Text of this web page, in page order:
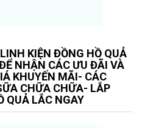
KIỆN ĐỒNG HỒ QUẢ
NHẬN CÁC ƯU ĐÃI VÀ
KHUYẾN MÃI- CÁC
CHỮA CHỮA- LẮP
QUẢ LẮC NGAY